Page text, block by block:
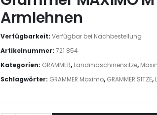
Armlehnen
Verfügbarkeit: Verfügbar bei Nachbestellung
Artikelnummer: 721 854
Kategorien: GRAMMER, Landmaschinensitze,
Schlagwörter: GRAMMER Maximo, GRAMMER SITZE,